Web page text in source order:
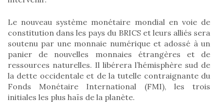
Le nouveau système monétaire mondial en voie de
constitution dans les pays du BRICS et leurs alliés sera
soutenu par une monnaie numérique et adossé à un
panier de nouvelles monnaies étrangères et de
ressources naturelles. Il libérera l’hémisphère sud de
la dette occidentale et de la tutelle contraignante du
Fonds Monétaire International (FMI), les trois
initiales les plus haïs de la planète.